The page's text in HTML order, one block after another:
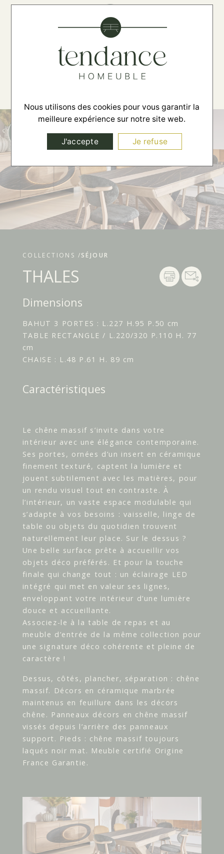
☰
COLLECTIONS /SÉJOUR
THALES
Dimensions
BAHUT 3 PORTES : L.227 H.95 P.50 cm
TABLE RECTANGLE / L.220/320 P.110 H. 77
cm
CHAISE : L.48 P.61 H. 89 cm
Caractéristiques
Le chêne massif s’invite dans votre
intérieur avec une élégance contemporaine.
Ses portes, ornées d’un insert en céramique
finement texturé, captent la lumière et
jouent subtilement avec les matières, pour
un rendu visuel tout en contraste. À
l’intérieur, un vaste espace modulable qui
s’adapte à vos besoins : vaisselle, linge de
table ou objets du quotidien trouvent
naturellement leur place. Sur le dessus ?
Une belle surface prête à accueillir vos
objets déco préférés. Et pour la touche
finale qui change tout : un éclairage LED
intégré qui met en valeur ses lignes,
enveloppant votre intérieur d’une lumière
douce et accueillante.
Associez-le à la table de repas et au
meuble d’entrée de la même collection pour
une signature déco cohérente et pleine de
caractère !
Dessus, côtés, plancher, séparation : chêne
massif. Décors en céramique marbrée
maintenus en feuillure dans les décors
chêne. Panneaux décors en chêne massif
vissés depuis l’arrière des panneaux
support. Pieds : chêne massif toujours
laqués noir mat. Meuble certifié Origine
France Garantie.
Nous utilisons des cookies pour vous garantir la
meilleure expérience sur notre site web.
J'accepte Je refuse